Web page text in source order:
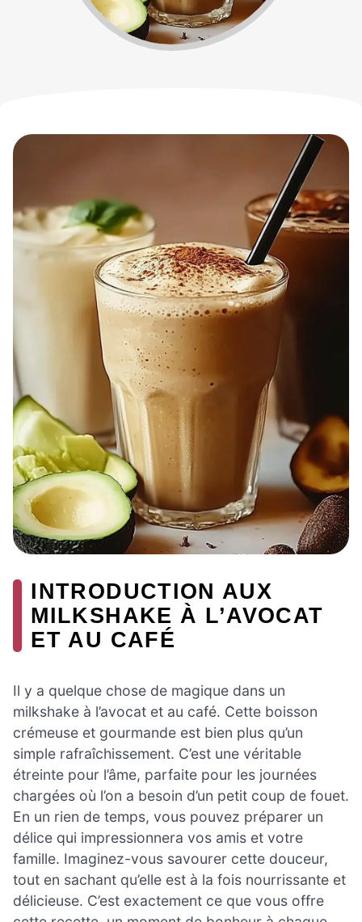
INTRODUCTION AUX
MILKSHAKE À L’AVOCAT
ET AU CAFÉ
Il y a quelque chose de magique dans un
milkshake à l’avocat et au café. Cette boisson
crémeuse et gourmande est bien plus qu’un
simple rafraîchissement. C’est une véritable
étreinte pour l’âme, parfaite pour les journées
chargées où l’on a besoin d’un petit coup de fouet.
En un rien de temps, vous pouvez préparer un
délice qui impressionnera vos amis et votre
famille. Imaginez-vous savourer cette douceur,
tout en sachant qu’elle est à la fois nourrissante et
délicieuse. C’est exactement ce que vous offre